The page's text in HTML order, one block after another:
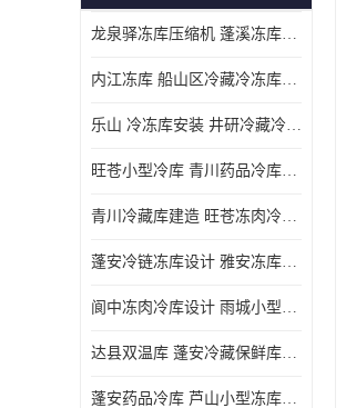
龙泉驿冻库压缩机 蓬溪冻库冷风机价格
内江冻库 船山区冷藏冷冻库安装
乐山 冷冻库安装 井研冷藏冷冻库设备 报价表
旺苍小型冷库 青川药品冷库设备 设计方案
青川冷藏库建造 旺苍冻肉冷库安装 报价表
蓬安冷链冻库设计 雅安冻库保温板安装 采摘园
阆中冻肉冷库设计 雨城小型冷库设计 农产品基地
达县双温库 蓬安冷藏保鲜库设计 报价表
蓬安药品冷库 芦山小型冻库安装 报价表